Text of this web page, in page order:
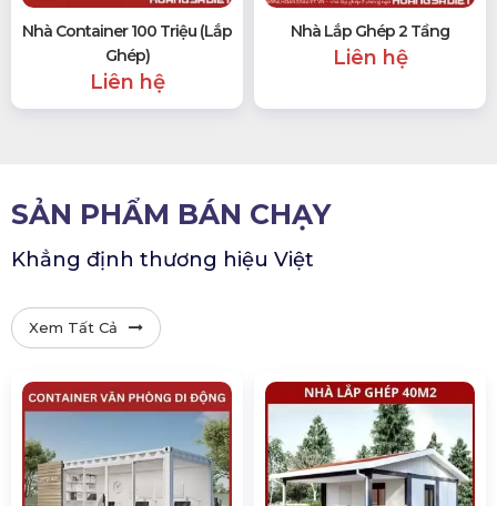
Nhà Container 100 Triệu (Lắp
Ghép)
Liên hệ
Nhà Lắp Ghép 2 Tầng
Liên hệ
SẢN PHẨM BÁN CHẠY
Khẳng định thương hiệu Việt
Xem Tất Cả